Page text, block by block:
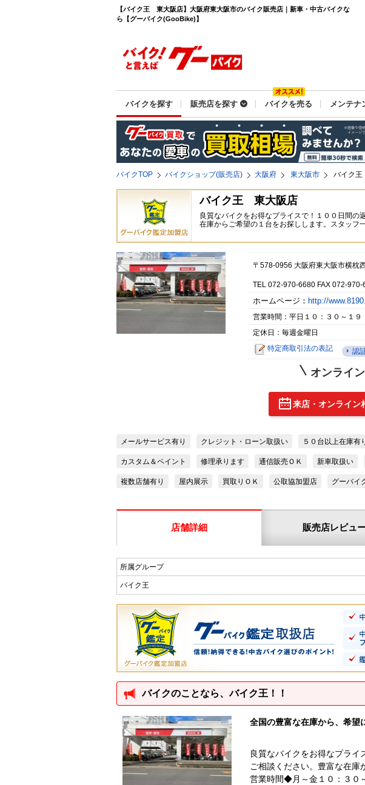
【バイク王 東大阪店】大阪府東大阪市のバイク販売店｜新車・中古バイクな
ら【グーバイク(GooBike)】
バイクを探す 販売店を探す バイクを売る メンテナ
バイクTOP バイクショップ(販売店) 大阪府 東大阪市 バイク
バイク王 東大阪店
良質なバイクをお得なプライスで！１００日間
在庫からご希望の１台をお探しします。スタッフ
〒578-0956 大阪府東大阪市横枕
TEL 072-970-6680 FAX 072-970-
ホームページ： http://
営業時間：平日１０：３０～１９
定休日：毎週金曜日
特定商取引法の表記
認
オンライ
来店・オンライン
メールサービス有り クレジット・ローン取扱い ５０台以上在庫有
カスタム＆ペイント 修理承ります 通信販売ＯＫ 新車取扱い
複数店舗有り 屋内展示 買取りＯＫ 公取協加盟店 グーバイ
店舗詳細 販売店レビュ
所属グループ
バイク王
バイクのことなら、バイク王！！
全国の豊富な在庫から、希望
良質なバイクをお得なプラ
ご相談ください。豊富な在庫
営業時間◆月～金１０：３